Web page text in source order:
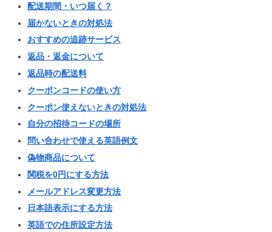
配送期間・いつ届く？
届かないときの対処法
おすすめの追跡サービス
返品・返金について
返品時の配送料
クーポンコードの使い方
クーポン使えないときの対処法
自分の招待コードの場所
問い合わせで使える英語例文
偽物商品について
関税を0円にする方法
メールアドレス変更方法
日本語表示にする方法
英語での住所設定方法